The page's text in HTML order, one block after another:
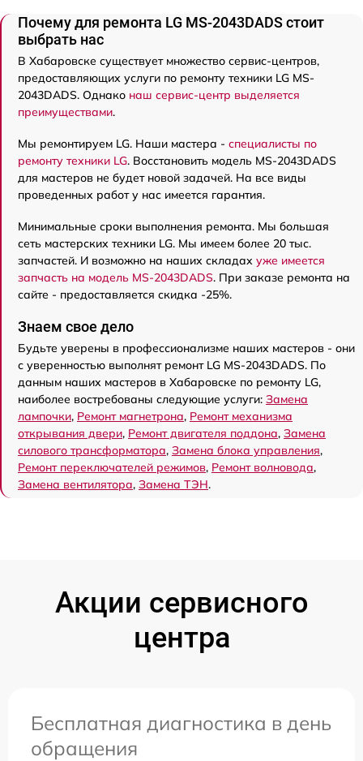
Почему для ремонта LG MS-2043DADS стоит
выбрать нас
В Хабаровске существует множество сервис-центров,
предоставляющих услуги по ремонту техники LG MS-
2043DADS. Однако наш сервис-центр выделяется
преимуществами.
Мы ремонтируем LG. Наши мастера - специалисты по
ремонту техники LG. Восстановить модель MS-2043DADS
для мастеров не будет новой задачей. На все виды
проведенных работ у нас имеется гарантия.
Минимальные сроки выполнения ремонта. Мы большая
сеть мастерских техники LG. Мы имеем более 20 тыс.
запчастей. И возможно на наших складах уже имеется
запчасть на модель MS-2043DADS. При заказе ремонта на
сайте - предоставляется скидка -25%.
Знаем свое дело
Будьте уверены в профессионализме наших мастеров - они
с уверенностью выполнят ремонт LG MS-2043DADS. По
данным наших мастеров в Хабаровске по ремонту LG,
наиболее востребованы следующие услуги: Замена
лампочки, Ремонт магнетрона, Ремонт механизма
открывания двери, Ремонт двигателя поддона, Замена
силового трансформатора, Замена блока управления,
Ремонт переключателей режимов, Ремонт волновода,
Замена вентилятора, Замена ТЭН.
Акции сервисного
центра
Бесплатная диагностика в день
обращения